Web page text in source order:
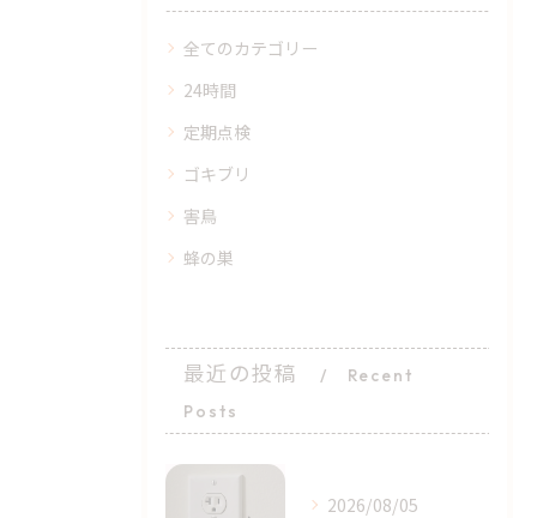
全てのカテゴリー
24時間
定期点検
ゴキブリ
害鳥
蜂の巣
最近の投稿
Recent
Posts
2026/08/05